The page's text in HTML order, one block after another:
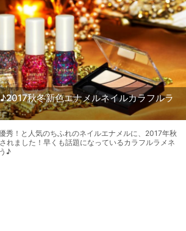
秋冬新色エナメルネイルカラフルラ
秀！と人気のちふれのネイルエナメルに、2017年秋
れました！早くも話題になっているカラフルラメネ
♪